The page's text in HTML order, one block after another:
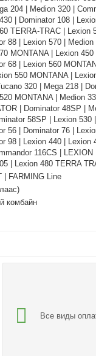
204 | Medion 320 |
430 | Dominator 108 |
TERRA-TRAC | Lexion
88 | Lexion 570 | Medion
MONTANA | Lexion 450
68 | Lexion 560
550 MONTANA |
320 | Mega 218 |
520 MONTANA | Medion
| Dominator 48SP |
58SP | Lexion 530
56 | Dominator 76 |
98 | Lexion 440 | Lexion
116CS | LEXION
| Lexion 480 TERRA
FARMING Line
комбайн
Все виды